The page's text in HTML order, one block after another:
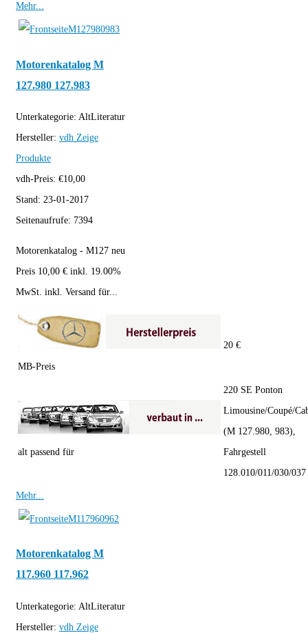
Mehr...
Motorenkatalog M
127.980 127.983
Unterkategorie: AltLiteratur
Hersteller: vdh Zeige
Produkte
vdh-Preis: €10,00
Stand: 23-01-2017
Seitenaufrufe: 7394
Motorenkatalog - M127 neu
Preis 10,00 € inkl. 19.00%
MwSt. inkl. Versand für...
MB-Preis
20 €
alt passend für
220 SE Ponton
Limousine/Coupé/
(M 127.980, 983),
Fahrgestell
128.010/011/030/037
Mehr...
Motorenkatalog M
117.960 117.962
Unterkategorie: AltLiteratur
Hersteller: vdh Zeige